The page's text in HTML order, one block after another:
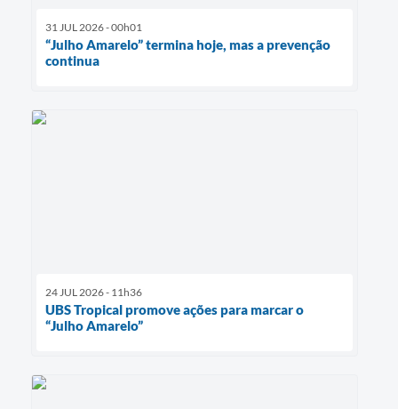
31 JUL 2026 - 00h01
“Julho Amarelo” termina hoje, mas a prevenção
continua
24 JUL 2026 - 11h36
UBS Tropical promove ações para marcar o
“Julho Amarelo”